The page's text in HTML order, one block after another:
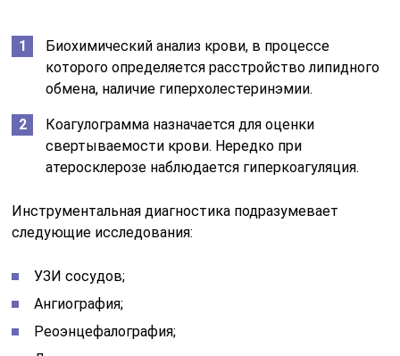
Биохимический анализ крови, в процессе
которого определяется расстройство липидного
обмена, наличие гиперхолестеринэмии.
Коагулограмма назначается для оценки
свертываемости крови. Нередко при
атеросклерозе наблюдается гиперкоагуляция.
Инструментальная диагностика подразумевает
следующие исследования:
УЗИ сосудов;
Ангиография;
Реоэнцефалография;